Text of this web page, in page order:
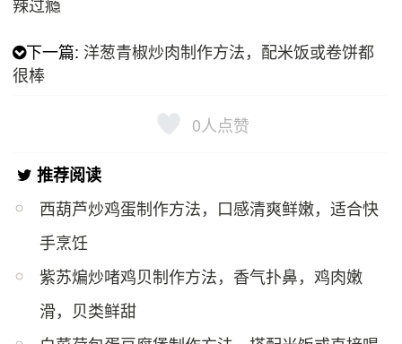
下一篇: 洋葱青椒炒肉制作方法，配米饭或卷饼都
很棒
0人点赞
推荐阅读
西葫芦炒鸡蛋制作方法，口感清爽鲜嫩，适合快
手烹饪
紫苏煸炒啫鸡贝制作方法，香气扑鼻，鸡肉嫩
滑，贝类鲜甜